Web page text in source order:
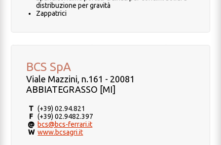
distribuzione per gravità
Zappatrici
BCS SpA
Viale Mazzini, n.161 - 20081
ABBIATEGRASSO [MI]
T (+39) 02.94.821
F (+39) 02.9482.397
@ bcs@bcs-ferrari.it
W www.bcsagri.it